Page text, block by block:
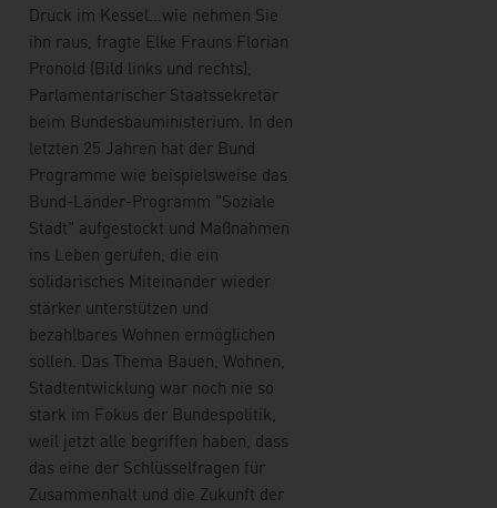
Druck im Kessel...wie nehmen Sie
ihn raus, fragte Elke Frauns Florian
Pronold (Bild links und rechts),
Parlamentarischer Staatssekretär
beim Bundesbauministerium. In den
letzten 25 Jahren hat der Bund
Programme wie beispielsweise das
Bund-Länder-Programm "Soziale
Stadt" aufgestockt und Maßnahmen
ins Leben gerufen, die ein
solidarisches Miteinander wieder
stärker unterstützen und
bezahlbares Wohnen ermöglichen
sollen. Das Thema Bauen, Wohnen,
Stadtentwicklung war noch nie so
stark im Fokus der Bundespolitik,
weil jetzt alle begriffen haben, dass
das eine der Schlüsselfragen für
Zusammenhalt und die Zukunft der